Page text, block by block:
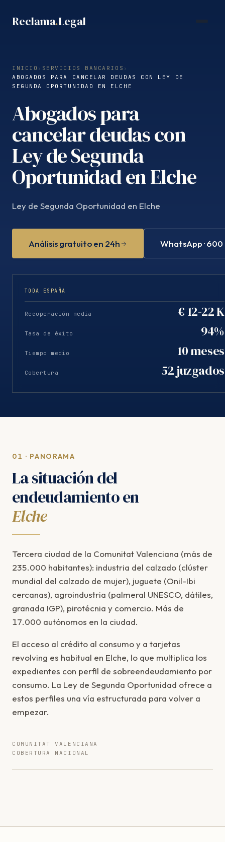
Reclama.Legal
INICIO › SERVICIOS BANCARIOS ›
ABOGADOS PARA CANCELAR DEUDAS CON LEY DE
SEGUNDA OPORTUNIDAD EN ELCHE
Abogados para
cancelar deudas con
Ley de Segunda
Oportunidad en Elche
Ley de Segunda Oportunidad en Elche
Análisis gratuito en 24h WhatsApp ·
TODA ESPAÑA
Recuperación media € 12-22 K
Tasa de éxito 94%
Tiempo medio 10 meses
Cobertura 52 juzgados
01 · PANORAMA
La situación del
endeudamiento en
Elche
Tercera ciudad de la Comunitat Valenciana (más de
235.000 habitantes): industria del calzado (clúster
mundial del calzado de mujer), juguete (Onil-Ibi
cercanas), agroindustria (palmeral UNESCO, dátiles,
granada IGP), pirotécnia y comercio. Más de
17.000 autónomos en la ciudad.
El acceso al crédito al consumo y a tarjetas
revolving es habitual en Elche, lo que multiplica los
expedientes con perfil de sobreendeudamiento por
consumo. La Ley de Segunda Oportunidad ofrece a
estos perfiles una vía estructurada para volver a
empezar.
COMUNITAT VALENCIANA
COBERTURA NACIONAL